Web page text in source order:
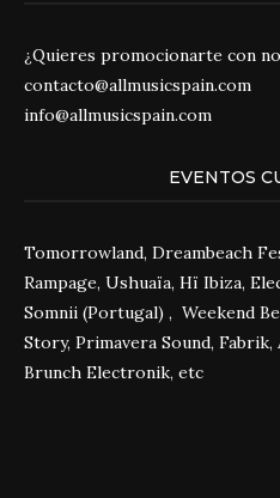
¿Quieres promocionarte con
contacto@allmusicspain.com
info@allmusicspain.com
EVENTOS
Tomorrowland, Dreambeach
Rampage, Ushuaïa, Hï Ibiza,
Somnii (Portugal) , Weekend
Story, Primavera Sound,
Brunch Electronik, etc